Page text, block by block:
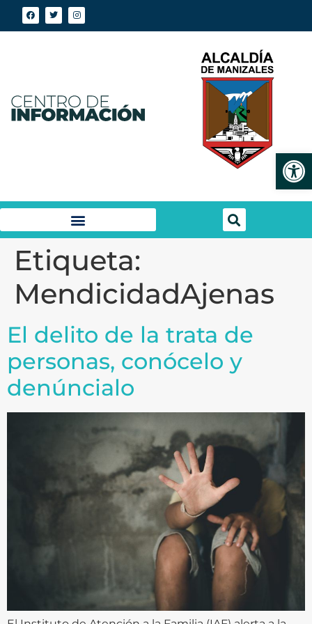
Etiqueta:
MendicidadAjenas
El delito de la trata de
personas, conócelo y
denúncialo